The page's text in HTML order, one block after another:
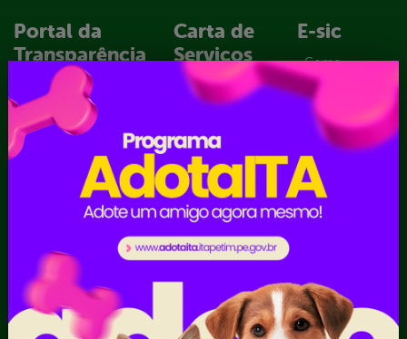
Portal da
Transparência
Educação
Saúde
Atos normativos
Convênios e
Transferências
Dados Abertos
Emendas
parlamentares
Estrutura
Organizacional
Carta de
Serviços
Ouvidoria e
Serviço de
Tribuna
E-sic
Como
solicitar
Solicitação
Decretos
Estatísticas
Formulários
Sic Físico
Solicitar um
pedido